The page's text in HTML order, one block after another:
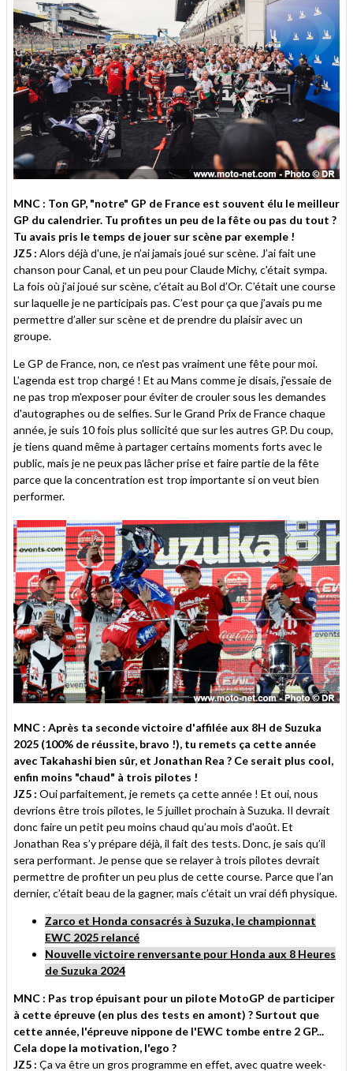
MNC : Ton GP, "notre" GP de France est souvent élu le meilleur
GP du calendrier. Tu profites un peu de la fête ou pas du tout ?
Tu avais pris le temps de jouer sur scène par exemple !
JZ5 : Alors déjà d'une, je n’ai jamais joué sur scène. J’ai fait une
chanson pour Canal, et un peu pour Claude Michy, c'était sympa.
La fois où j’ai joué sur scène, c’était au Bol d’Or. C’était une course
sur laquelle je ne participais pas. C’est pour ça que j’avais pu me
permettre d’aller sur scène et de prendre du plaisir avec un
groupe.
Le GP de France, non, ce n'est pas vraiment une fête pour moi.
L’agenda est trop chargé ! Et au Mans comme je disais, j'essaie de
ne pas trop m'exposer pour éviter de crouler sous les demandes
d'autographes ou de selfies. Sur le Grand Prix de France chaque
année, je suis 10 fois plus sollicité que sur les autres GP. Du coup,
je tiens quand même à partager certains moments forts avec le
public, mais je ne peux pas lâcher prise et faire partie de la fête
parce que la concentration est trop importante si on veut bien
performer.
MNC : Après ta seconde victoire d'affilée aux 8H de Suzuka
2025 (100% de réussite, bravo !), tu remets ça cette année
avec Takahashi bien sûr, et Jonathan Rea ? Ce serait plus cool,
enfin moins "chaud" à trois pilotes !
JZ5 : Oui parfaitement, je remets ça cette année ! Et oui, nous
devrions être trois pilotes, le 5 juillet prochain à Suzuka. Il devrait
donc faire un petit peu moins chaud qu’au mois d'août. Et
Jonathan Rea s’y prépare déjà, il fait des tests. Donc, je sais qu’il
sera performant. Je pense que se relayer à trois pilotes devrait
permettre de profiter un peu plus de cette course. Parce que l’an
dernier, c’était beau de la gagner, mais c’était un vrai défi physique.
Zarco et Honda consacrés à Suzuka, le championnat
EWC 2025 relancé
Nouvelle victoire renversante pour Honda aux 8 Heures
de Suzuka 2024
MNC : Pas trop épuisant pour un pilote MotoGP de participer
à cette épreuve (en plus des tests en amont) ? Surtout que
cette année, l'épreuve nippone de l'EWC tombe entre 2 GP...
Cela dope la motivation, l'ego ?
JZ5 : Ça va être un gros programme en effet, avec quatre week-